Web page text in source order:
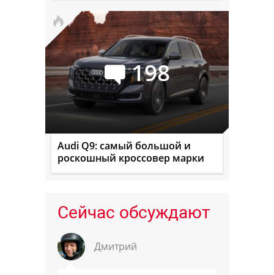
198
Audi Q9: самый большой и
роскошный кроссовер марки
Сейчас обсуждают
Дмитрий